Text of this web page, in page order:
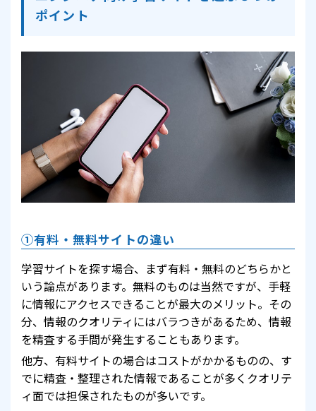
ポイント
①有料・無料サイトの違い
学習サイトを探す場合、まず有料・無料のどちらかと
いう論点があります。無料のものは当然ですが、手軽
に情報にアクセスできることが最大のメリット。その
分、情報のクオリティにはバラつきがあるため、情報
を精査する手間が発生することもあります。
他方、有料サイトの場合はコストがかかるものの、す
でに精査・整理された情報であることが多くクオリテ
ィ面では担保されたものが多いです。